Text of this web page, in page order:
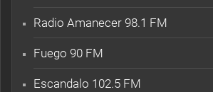
Radio Amanecer 98.1 FM
Fuego 90 FM
Escandalo 102.5 FM